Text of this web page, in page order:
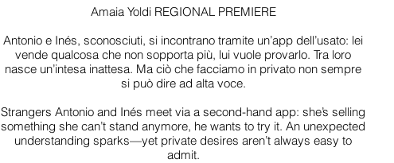
Amaia Yoldi REGIONAL PREMIERE
Antonio e Inés, sconosciuti, si incontrano tramite un’app dell’usato: lei
vende qualcosa che non sopporta più, lui vuole provarlo. Tra loro
nasce un’intesa inattesa. Ma ciò che facciamo in privato non sempre
si può dire ad alta voce.
Strangers Antonio and Inés meet via a second-hand app: she’s selling
something she can’t stand anymore, he wants to try it. An unexpected
understanding sparks—yet private desires aren’t always easy to
admit.